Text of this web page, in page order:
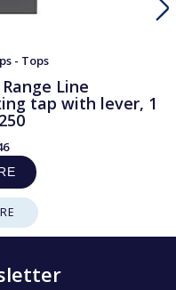
- Tops
Line
tap with lever, 1